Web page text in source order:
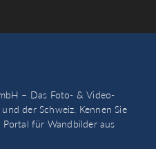
– Das Foto- & Video-
der Schweiz. Kennen Sie
Portal für Wandbilder aus